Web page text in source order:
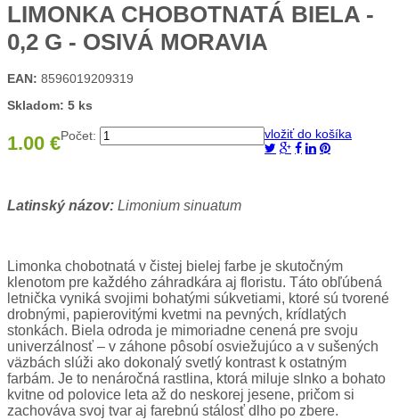
LIMONKA CHOBOTNATÁ BIELA -
0,2 G - OSIVÁ MORAVIA
EAN: 8596019209319
Skladom: 5 ks
1.00 €Počet: vložiť do košíka
Latinský názov: Limonium sinuatum
Limonka chobotnatá v čistej bielej farbe je skutočným
klenotom pre každého záhradkára aj floristu. Táto obľúbená
letnička vyniká svojimi bohatými súkvetiami, ktoré sú tvorené
drobnými, papierovitými kvetmi na pevných, krídlatých
stonkách. Biela odroda je mimoriadne cenená pre svoju
univerzálnosť – v záhone pôsobí osviežujúco a v sušených
väzbách slúži ako dokonalý svetlý kontrast k ostatným
farbám. Je to nenáročná rastlina, ktorá miluje slnko a bohato
kvitne od polovice leta až do neskorej jesene, pričom si
zachováva svoj tvar aj farebnú stálosť dlho po zbere.